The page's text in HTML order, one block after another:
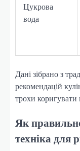
Цукрова
вода
Дані зібрано з
рекомендацій
трохи коригувати
Як
техніка для